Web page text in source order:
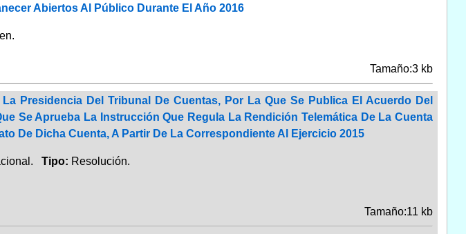
Abiertos Al Público Durante El Año 2016
Tamaño:3 kb
Presidencia Del Tribunal De Cuentas, Por La Que Se Publica El Acuerdo Del
Se Aprueba La Instrucción Que Regula La Rendición Telemática De La Cuenta
De Dicha Cuenta, A Partir De La Correspondiente Al Ejercicio 2015
Tipo: Resolución.
Tamaño:11 kb